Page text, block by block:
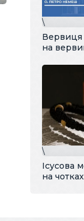
\
Вервиця
на
\
Ісусова
на